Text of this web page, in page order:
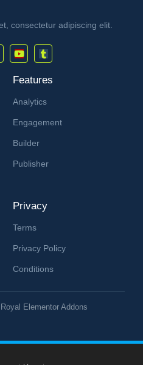
consectetur adipiscing elit.
Features
Analytics
Engagement
Builder
Publisher
Privacy
Terms
Privacy Policy
Conditions
Royal Elementor Addons